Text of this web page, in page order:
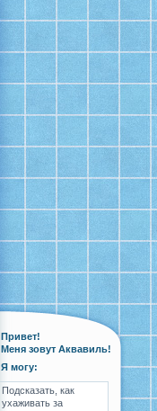
Привет!
Меня зовут Аквавиль!
Я могу:
Подсказать, как
ухаживать за